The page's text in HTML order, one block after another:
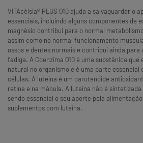
VITAcélsia® PLUS Q10 ajuda a salvaguardar o
essenciais, incluindo alguns componentes de
magnésio contribui para o normal
assim como no normal funcionamento
ossos e dentes normais e contribui ainda para
fadiga. A Coenzima Q10 é uma substânica
natural no organismo e é uma parte essencial
células. A luteína é um carotenóide
retina e na mácula. A luteína não é sintetizada
sendo essencial o seu aporte pela
suplementos com luteína.